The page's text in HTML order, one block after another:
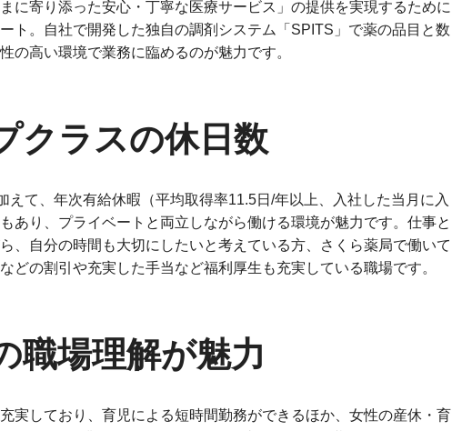
に寄り添った安心・丁寧な医療サービス」の提供を実現するために
ト。自社で開発した独自の調剤システム「SPITS」で薬の品目と数
の高い環境で業務に臨めるのが魅力です。
クラスの休日数
えて、年次有給休暇（平均取得率11.5日/年以上、入社した当月に入
あり、プライベートと両立しながら働ける環境が魅力です。仕事と
、自分の時間も大切にしたいと考えている方、さくら薬局で働いて
どの割引や充実した手当など福利厚生も充実している職場です。
職場理解が魅力
実しており、育児による短時間勤務ができるほか、女性の産休・育